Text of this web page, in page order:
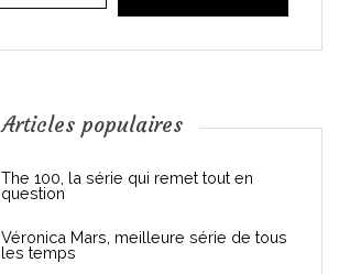
Articles populaires
The 100, la série qui remet tout en
question
Véronica Mars, meilleure série de tous
les temps